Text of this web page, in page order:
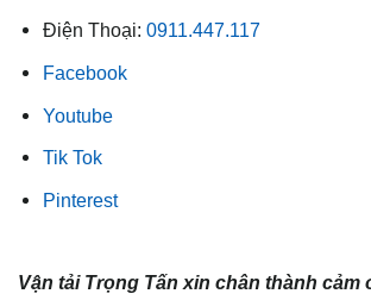
Điện Thoại:0911.447.117
Facebook
Youtube
Tik Tok
Pinterest
Vận tải Trọng Tấn xin chân thành cảm